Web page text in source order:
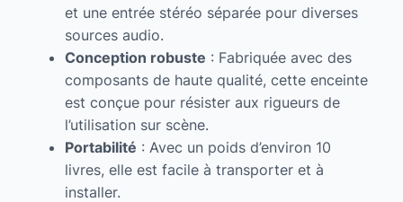
et une entrée stéréo séparée pour diverses
sources audio.
Conception robuste : Fabriquée avec des
composants de haute qualité, cette enceinte
est conçue pour résister aux rigueurs de
l’utilisation sur scène.
Portabilité : Avec un poids d’environ 10
livres, elle est facile à transporter et à
installer.